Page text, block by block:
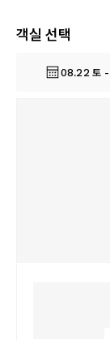
객실 선택
08.22 토